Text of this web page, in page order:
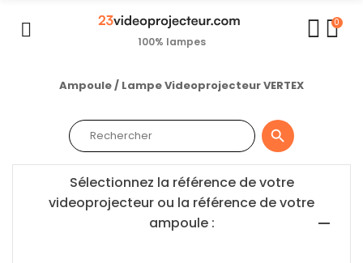
100% lampes
0
Ampoule / Lampe Videoprojecteur VERTEX

Sélectionnez la référence de votre
videoprojecteur ou la référence de votre
ampoule :